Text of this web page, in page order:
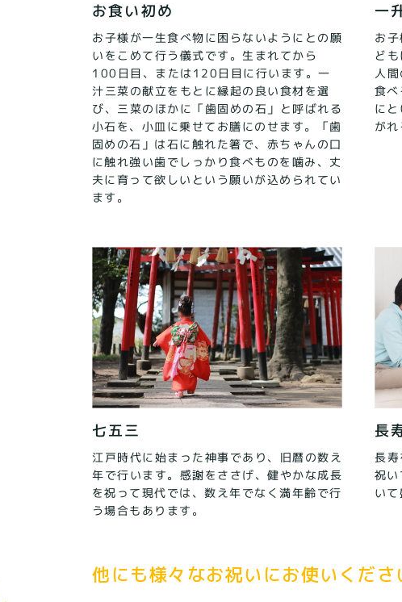
お食い初め
お子様が一生食べ物に困らないようにとの願
いをこめて行う儀式です。生まれてから
100日目、または120日目に行います。一
汁三菜の献立をもとに縁起の良い食材を選
び、三菜のほかに「歯固めの石」と呼ばれる
小石を、小皿に乗せてお膳にのせます。「歯
固めの石」は石に触れた箸で、赤ちゃんの口
に触れ強い歯でしっかり食べものを噛み、丈
夫に育って欲しいという願いが込められてい
ます。
一
お
ど
人
食
に
が
七五三
江戸時代に始まった神事であり、旧暦の数え
年で行います。感謝をささげ、健やかな成長
を祝って現代では、数え年でなく満年齢で行
う場合もあります。
長
長
祝
い
他にも様々なお祝いにお使いくださ